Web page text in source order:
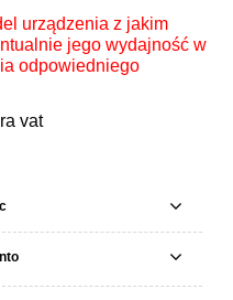
urządzenia z jakim
jego wydajność w
odpowiedniego
vat